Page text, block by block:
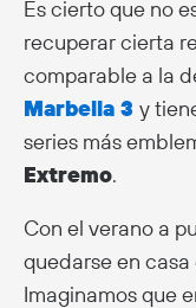
Es cierto que no
recuperar cierta
comparable a la
Marbella 3 y
series más
Extremo.
Con el verano a
quedarse en casa
Imaginamos que